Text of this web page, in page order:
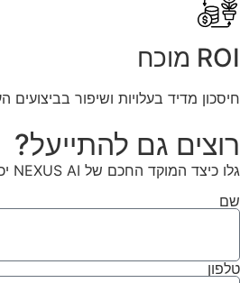
ROI מוכח
חיסכון מדיד בעלויות ושיפור בביצועים
רוצים גם להתייעל?
גלו כיצד המוקד החכם של NEXUS AI יכול לשנות את האופן שבו אתם מטפלים בלקוחות שלכם.
שם
טלפון